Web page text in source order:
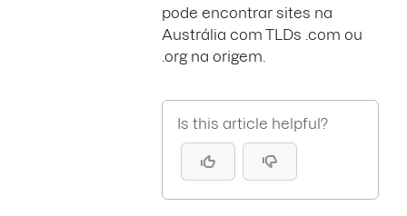
pode encontrar sites na
Austrália com TLDs .com ou
.org na origem.
Is this article helpful?